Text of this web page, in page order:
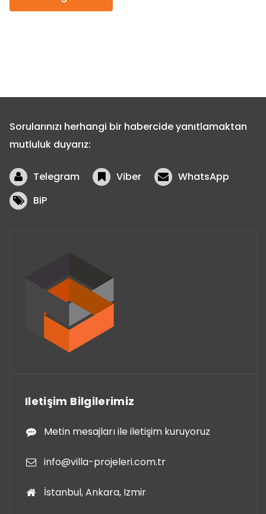
Sorularınızı herhangi bir habercide yanıtlamaktan
mutluluk duyarız:
Telegram Viber
WhatsApp
BiP
Iletişim Bilgilerimiz
Metin mesajları ile iletişim kuruyoruz
info@villa-projeleri.com.tr
İstanbul, Ankara, Izmir